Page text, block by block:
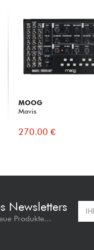
MOOG
Mavis
270.00 €
Newsletters
Produkte...